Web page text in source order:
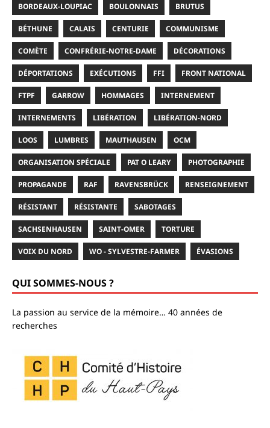
BORDEAUX-LOUPIAC BOULONNAIS BRUTUS
BÉTHUNE CALAIS CENTURIE COMMUNISME
COMÈTE CONFRÉRIE-NOTRE-DAME DÉCORATIONS
DÉPORTATIONS EXÉCUTIONS FFI FRONT NATIONAL
FTPF GARROW HOMMAGES INTERNEMENT
INTERNEMENTS LIBÉRATION LIBÉRATION-NORD
LOOS LUMBRES MAUTHAUSEN OCM
ORGANISATION SPÉCIALE PAT O LEARY PHOTOGRAPHIE
PROPAGANDE RAF RAVENSBRÜCK RENSEIGNEMENT
RÉSISTANT RÉSISTANTE SABOTAGES
SACHSENHAUSEN SAINT-OMER TORTURE
VOIX DU NORD WO - SYLVESTRE-FARMER ÉVASIONS
QUI SOMMES-NOUS ?
La passion au service de la mémoire… 40 années de
recherches